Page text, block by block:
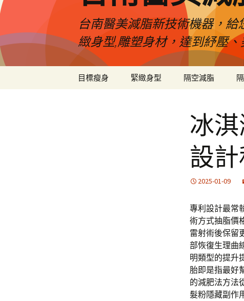
台南醫美減脂新技術機器，
緻身型,雕塑身材，達到紓壓
目標瘦身 緊緻身型 隔空減脂
冰
設
2025-01-09
專利設計最常
術方式抽脂價
雷射術後保留
部恢復生理曲
明類型的提升
胎即是指最好
的減肥法方法
髮粉隱藏副作